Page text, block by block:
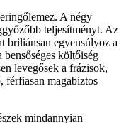
A négy
teljesítményt. Az
briliánsan egyensúlyoz a
költőiség
levegősek a frázisok,
férfiasan magabiztos
mindannyian